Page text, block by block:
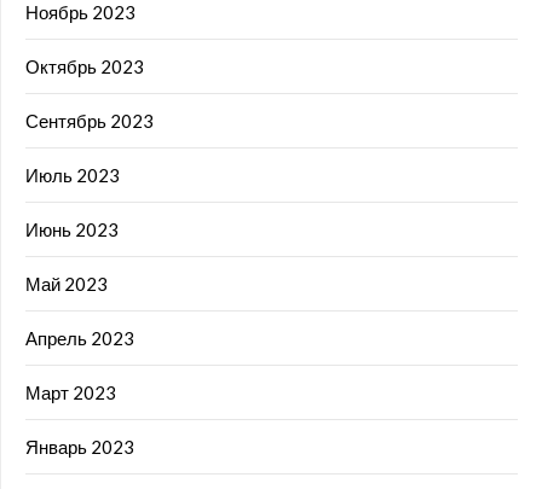
Ноябрь 2023
Октябрь 2023
Сентябрь 2023
Июль 2023
Июнь 2023
Май 2023
Апрель 2023
Март 2023
Январь 2023